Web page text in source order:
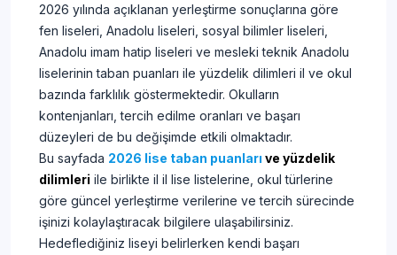
2026 yılında açıklanan yerleştirme sonuçlarına göre
fen liseleri, Anadolu liseleri, sosyal bilimler liseleri,
Anadolu imam hatip liseleri ve mesleki teknik Anadolu
liselerinin taban puanları ile yüzdelik dilimleri il ve okul
bazında farklılık göstermektedir. Okulların
kontenjanları, tercih edilme oranları ve başarı
düzeyleri de bu değişimde etkili olmaktadır.
Bu sayfada 2026 lise taban puanları ve yüzdelik
dilimleri ile birlikte il il lise listelerine, okul türlerine
göre güncel yerleştirme verilerine ve tercih sürecinde
işinizi kolaylaştıracak bilgilere ulaşabilirsiniz.
Hedeflediğiniz liseyi belirlerken kendi başarı